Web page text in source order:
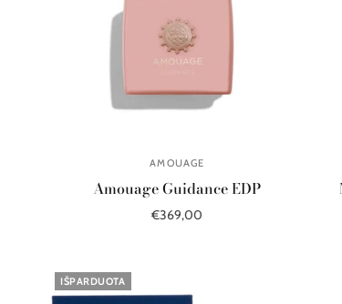
AMOUAGE
Amouage Guidance EDP
€369,00
IŠPARDUOTA